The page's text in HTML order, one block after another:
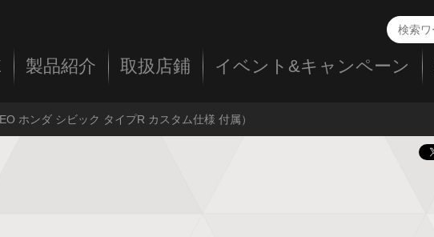
製品紹介 取扱店鋪 イベント&キャンペーン
ホンダ シビック タイプR カスタム仕様 付属）